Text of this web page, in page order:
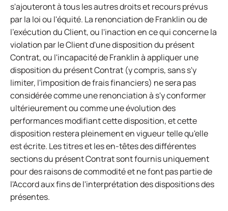
s'ajouteront à tous les autres droits et recours prévus
par la loi ou l'équité. La renonciation de Franklin ou de
l'exécution du Client, ou l'inaction en ce qui concerne la
violation par le Client d'une disposition du présent
Contrat, ou l'incapacité de Franklin à appliquer une
disposition du présent Contrat (y compris, sans s'y
limiter, l'imposition de frais financiers) ne sera pas
considérée comme une renonciation à s'y conformer
ultérieurement ou comme une évolution des
performances modifiant cette disposition, et cette
disposition restera pleinement en vigueur telle qu'elle
est écrite. Les titres et les en-têtes des différentes
sections du présent Contrat sont fournis uniquement
pour des raisons de commodité et ne font pas partie de
l'Accord aux fins de l'interprétation des dispositions des
présentes.